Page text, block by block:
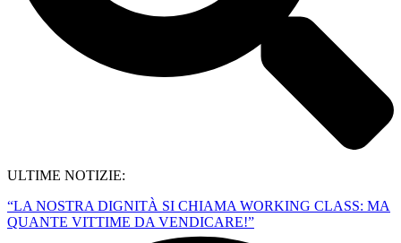
ULTIME NOTIZIE:
“LA NOSTRA DIGNITÀ SI CHIAMA WORKING CLASS: MA
QUANTE VITTIME DA VENDICARE!”